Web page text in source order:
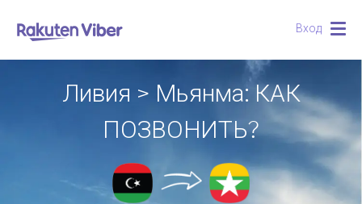
Вход
Ливия > Мьянма: КАК
ПОЗВОНИТЬ?